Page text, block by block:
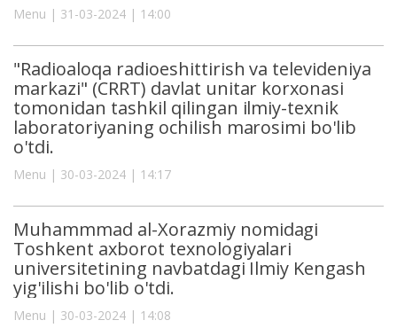
Menu | 31-03-2024 | 14:00
"Radioaloqa radioeshittirish va televideniya
markazi" (CRRT) davlat unitar korxonasi
tomonidan tashkil qilingan ilmiy-texnik
laboratoriyaning ochilish marosimi bo'lib
o'tdi.
Menu | 30-03-2024 | 14:17
Muhammmad al-Xorazmiy nomidagi
Toshkent axborot texnologiyalari
universitetining navbatdagi Ilmiy Kengash
yig'ilishi bo'lib o'tdi.
Menu | 30-03-2024 | 14:08